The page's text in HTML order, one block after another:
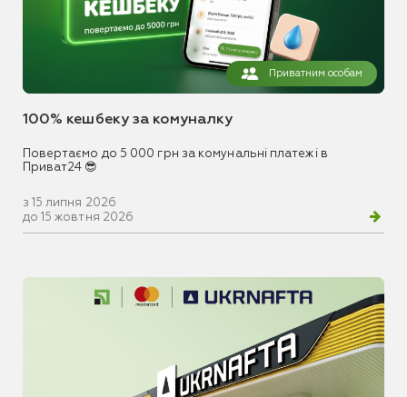
Приватним особам
100% кешбеку за комуналку
Повертаємо до 5 000 грн за комунальні платежі в
Приват24 😎
з 15 липня 2026
до 15 жовтня 2026